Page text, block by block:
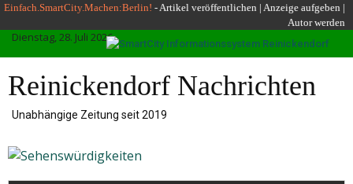
Skip
to
content
Einfach.SmartCity.Machen:Berlin! -Artikel veröffentlichen | Anzeige aufgeben |
Autor werden
Dienstag, 28. Juli 2026
Reinickendorf Nachrichten
Unabhängige Zeitung seit 2019